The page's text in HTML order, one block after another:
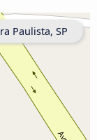
Paulista, SP